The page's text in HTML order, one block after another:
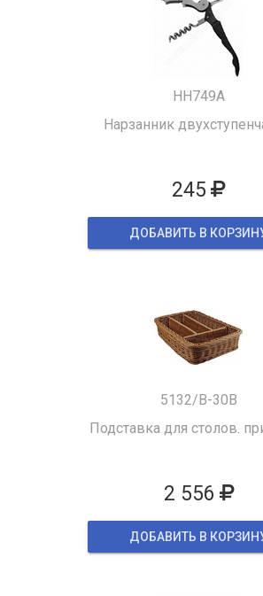
HH749A
Нарзанник
245
ДОБАВИТЬ В
5132/B-30B
Подставка для столов.
2 556
ДОБАВИТЬ В